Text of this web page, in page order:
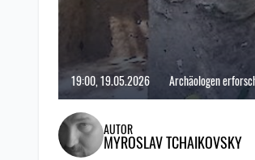
19:00, 19.05.2026 Archäologen
AUTOR
MYROSLAV TCHAIKOVSKY